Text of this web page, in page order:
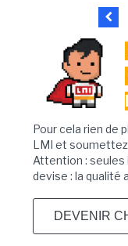
Pour cela rien de
LMI et
Attention :
devise : la qualité
DEVENIR